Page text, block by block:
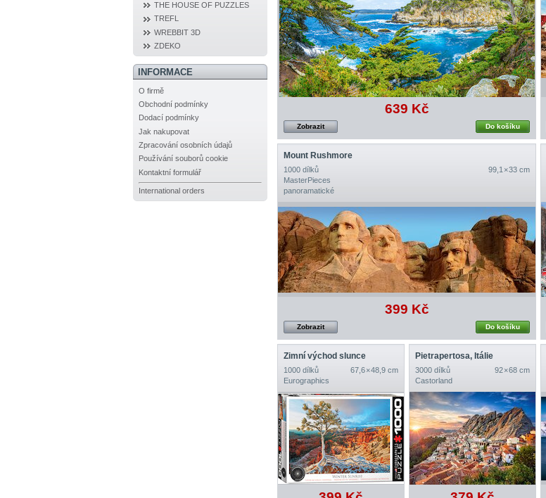
THE HOUSE OF PUZZLES
TREFL
WREBBIT 3D
ZDEKO
INFORMACE
O firmě
Obchodní podmínky
Dodací podmínky
Jak nakupovat
Zpracování osobních údajů
Používání souborů cookie
Kontaktní formulář
International orders
639 Kč
Do košíku
Zobrazit
Mount Rushmore
1000 dílků
99,1 × 33 cm
MasterPieces
panoramatické
399 Kč
Do košíku
Zobrazit
Zimní východ slunce
1000 dílků
67,6 × 48,9 cm
Eurographics
Pietrapertosa, Itálie
3000 dílků
92 × 68 cm
Castorland